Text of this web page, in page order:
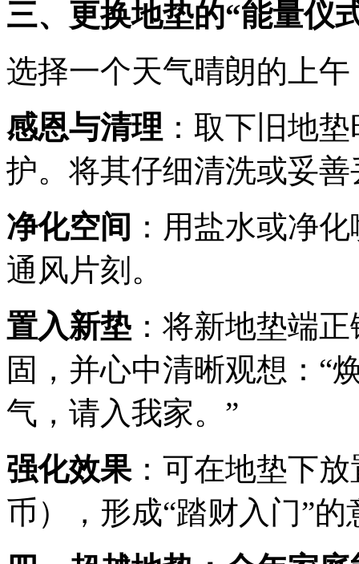
三、更换地垫的“能量仪
选择一个天气晴朗的上
感恩与清理 ：取下旧地
护。将其仔细清洗或妥善
净化空间 ：用盐水或净
通风片刻。
置入新垫 ：将新地垫端
固，并心中清晰观想：“
气，请入我家。”
强化效果：可在地垫下
币），形成“踏财入门”的